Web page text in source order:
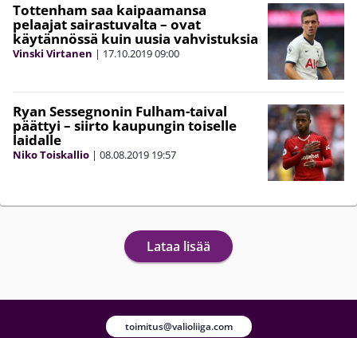
Tottenham saa kaipaamansa
pelaajat sairastuvalta – ovat
käytännössä kuin uusia vahvistuksia
Vinski Virtanen | 17.10.201909:00
Ryan Sessegnonin Fulham-taival
päättyi – siirto kaupungin toiselle
laidalle
Niko Toiskallio | 08.08.2019 19:57
Lataa lisää
toimitus@valioliiga.com